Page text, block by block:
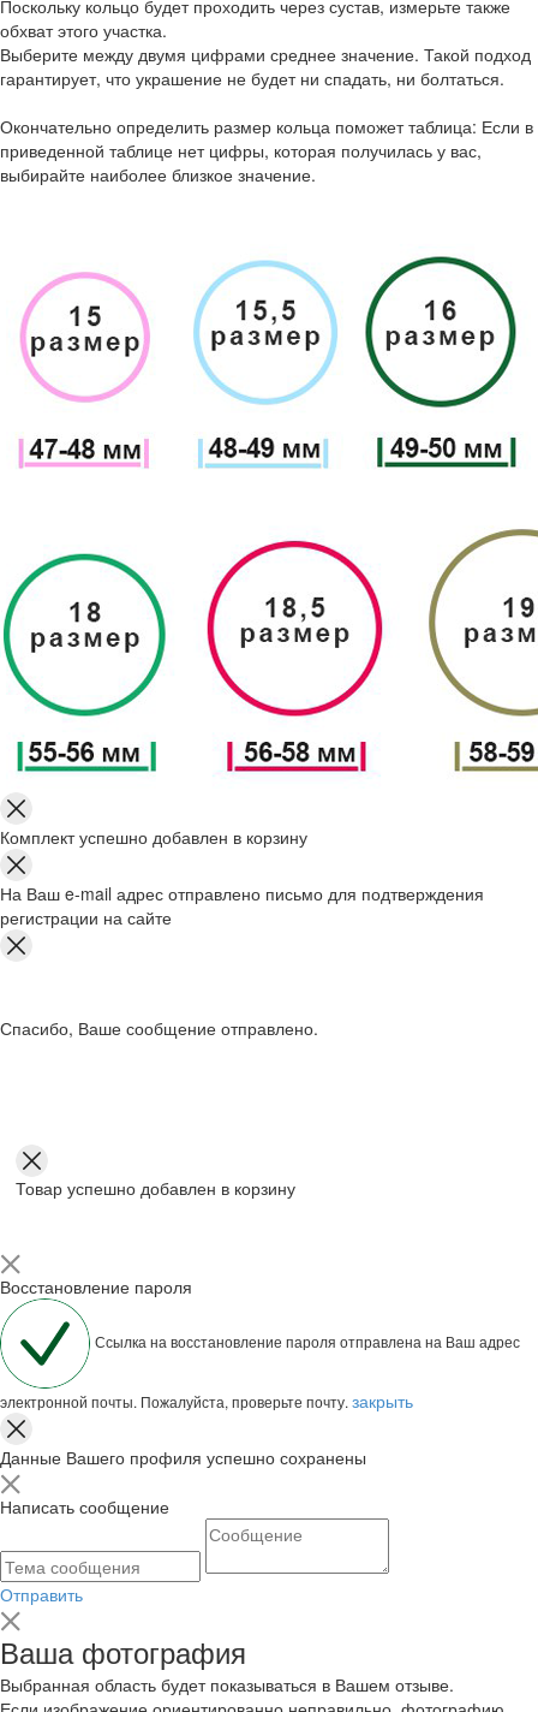
Поскольку кольцо будет проходить через сустав, измерьте также
обхват этого участка.
Выберите между двумя цифрами среднее значение. Такой подход
гарантирует, что украшение не будет ни спадать, ни болтаться.
Окончательно определить размер кольца поможет таблица: Если в
приведенной таблице нет цифры, которая получилась у вас,
выбирайте наиболее близкое значение.
Комплект успешно добавлен в корзину
На Ваш e-mail адрес отправлено письмо для подтверждения
регистрации на сайте
Спасибо, Ваше сообщение отправлено.
Товар успешно добавлен в корзину
Восстановление пароля
Ссылка на восстановление пароля отправлена на Ваш адрес
электронной почты. Пожалуйста, проверьте почту. закрыть
Данные Вашего профиля успешно сохранены
Написать сообщение
Отправить
Ваша фотография
Выбранная область будет показываться в Вашем отзыве.